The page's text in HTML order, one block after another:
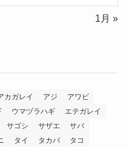
1月 »
カガレイ アジ
アワビ
ウマヅラハギ
エテガレイ
サゴシ サザエ
サバ
タイ タカバ タコ